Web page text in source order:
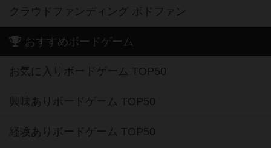
クラウドファンディング ボドファン
おすすめボードゲーム
お気に入りボードゲーム TOP50
興味ありボードゲーム TOP50
経験ありボードゲーム TOP50